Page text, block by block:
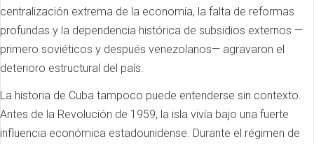
centralización extrema de la economía, la falta de reformas
profundas y la dependencia histórica de subsidios externos —
primero soviéticos y después venezolanos— agravaron el
deterioro estructural del país.
La historia de Cuba tampoco puede entenderse sin contexto.
Antes de la Revolución de 1959, la isla vivía bajo una fuerte
influencia económica estadounidense. Durante el régimen de